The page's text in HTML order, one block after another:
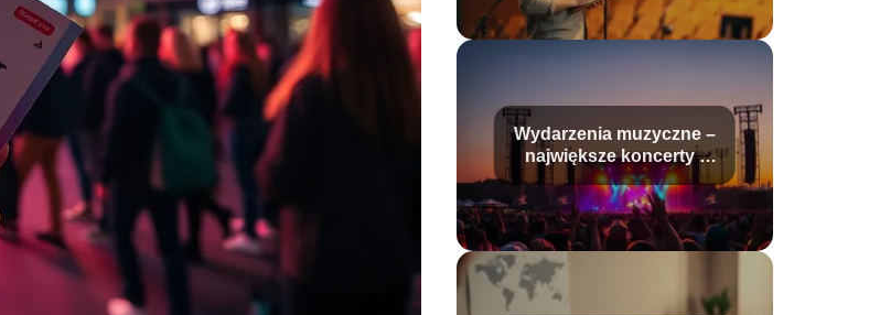
Wydarzenia muzyczne –
największe koncerty i
festiwale